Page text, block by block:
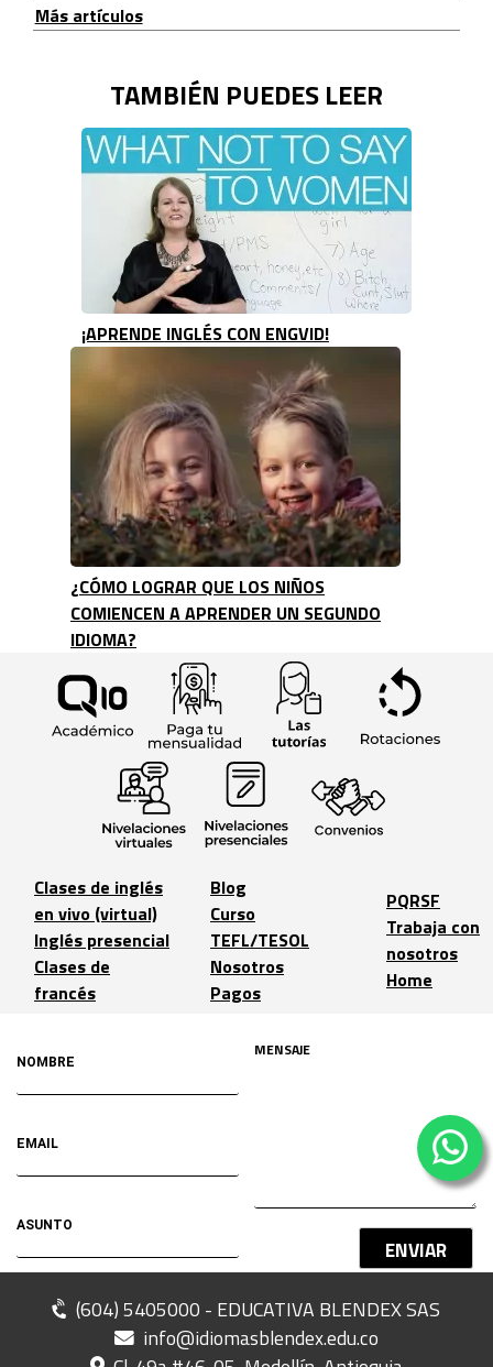
Más artículos
TAMBIÉN PUEDES LEER
¡APRENDE INGLÉS CON ENGVID!
¿CÓMO LOGRAR QUE LOS NIÑOS
COMIENCEN A APRENDER UN SEGUNDO
IDIOMA?
Clases de inglés
en vivo (virtual)
Inglés presencial
Clases de
francés
Blog
Curso
TEFL/TESOL
Nosotros
Pagos
PQRSF
Trabaja con
nosotros
Home
(604) 5405000 - EDUCATIVA BLENDEX SAS
info@idiomasblendex.edu.co
ENVIAR